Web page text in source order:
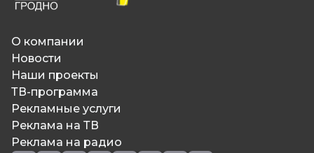
О компании
Новости
Наши проекты
ТВ-программа
Рекламные услуги
Реклама на ТВ
Реклама на радио